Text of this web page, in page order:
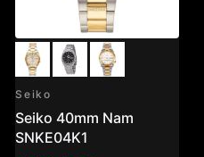
Seiko
Seiko 40mm Nam
SNKE04K1